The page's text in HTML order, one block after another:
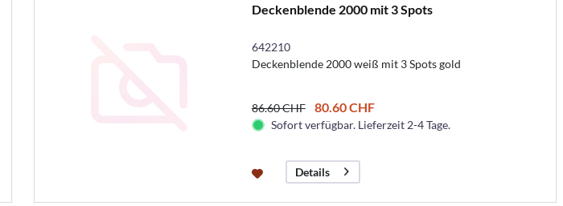
Deckenblende 2000 mit 3 Spots
642210
Deckenblende 2000 weiß mit 3 Spots gold
86.60 CHF 80.60 CHF
Sofort verfügbar. Lieferzeit 2-4 Tage.
Details